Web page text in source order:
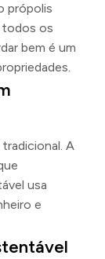
própolis
todos os
bem é um
A
usa
e